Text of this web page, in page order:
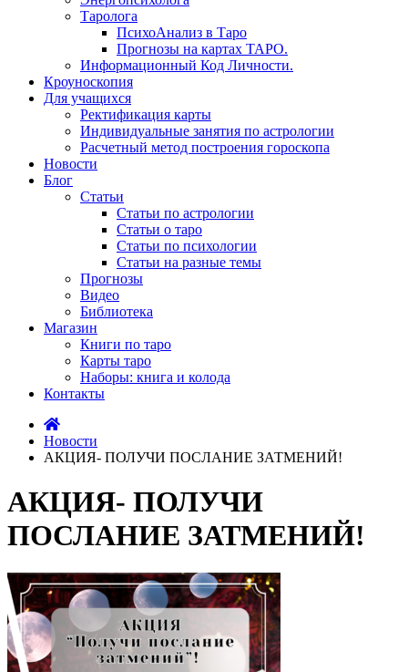
Таролога
ПсихоАнализ в Таро
Прогнозы на картах ТАРО.
Информационный Код Личности.
Кроуноскопия
Для учащихся
Ректификация карты
Индивидуальные занятия по астрологии
Расчетный метод построения гороскопа
Новости
Блог
Статьи
Статьи по астрологии
Статьи о таро
Статьи по психологии
Статьи на разные темы
Прогнозы
Видео
Библиотека
Магазин
Книги по таро
Карты таро
Наборы: книга и колода
Контакты
Новости
АКЦИЯ- ПОЛУЧИ ПОСЛАНИЕ ЗАТМЕНИЙ!
АКЦИЯ- ПОЛУЧИ
ПОСЛАНИЕ ЗАТМЕНИЙ!